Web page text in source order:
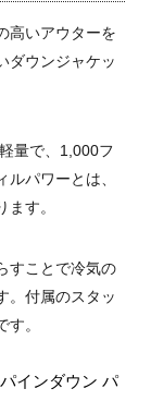
高いアウターを
ダウンジャケッ
量で、1,000フ
パワーとは、
す。
すことで冷気の
。付属のスタッ
。
インダウン パ